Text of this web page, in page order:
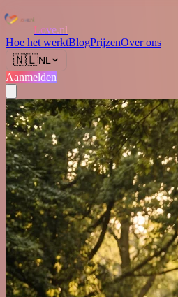
Love.nl
Hoe het werktBlogPrijzenOver ons
🇳🇱NL
Aanmelden